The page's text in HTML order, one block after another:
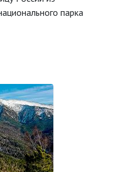
парка